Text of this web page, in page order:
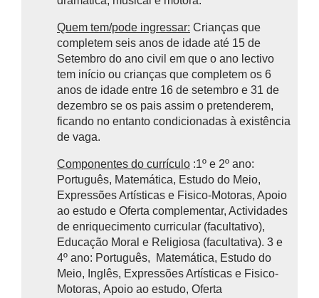
Quem tem/pode ingressar: Crianças que
completem seis anos de idade até 15 de
Setembro do ano civil em que o ano lectivo
tem início ou crianças que completem os 6
anos de idade entre 16 de setembro e 31 de
dezembro se os pais assim o pretenderem,
ficando no entanto condicionadas à existência
de vaga.
Componentes do currículo :1º e 2º ano:
Português, Matemática, Estudo do Meio,
Expressões Artísticas e Fisico-Motoras, Apoio
ao estudo e Oferta complementar, Actividades
de enriquecimento curricular (facultativo),
Educação Moral e Religiosa (facultativa). 3 e
4º ano: Português, Matemática, Estudo do
Meio, Inglês, Expressões Artísticas e Fisico-
Motoras, Apoio ao estudo, Oferta